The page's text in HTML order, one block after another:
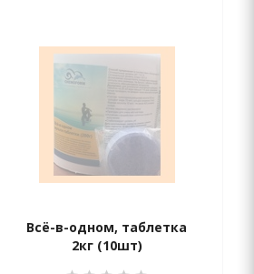
Всё-в-одном, таблетка
2кг (10шт)